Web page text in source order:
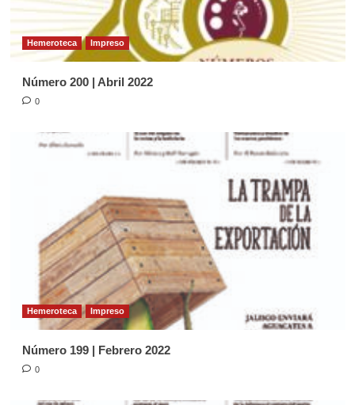
Mayo de 2026
Semilla de la Palabra, domingo 03 de
Hemeroteca Impreso
Número 200 | Abril 2022
0
Hemeroteca Impreso
Número 199 | Febrero 2022
0